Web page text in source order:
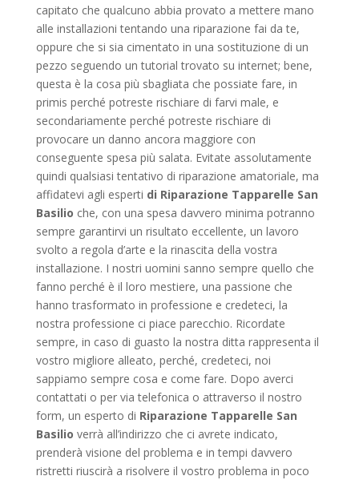
capitato che qualcuno abbia provato a mettere mano
alle installazioni tentando una riparazione fai da te,
oppure che si sia cimentato in una sostituzione di un
pezzo seguendo un tutorial trovato su internet; bene,
questa è la cosa più sbagliata che possiate fare, in
primis perché potreste rischiare di farvi male, e
secondariamente perché potreste rischiare di
provocare un danno ancora maggiore con
conseguente spesa più salata. Evitate assolutamente
quindi qualsiasi tentativo di riparazione amatoriale, ma
affidatevi agli esperti di Riparazione Tapparelle San
Basilio che, con una spesa davvero minima potranno
sempre garantirvi un risultato eccellente, un lavoro
svolto a regola d’arte e la rinascita della vostra
installazione. I nostri uomini sanno sempre quello che
fanno perché è il loro mestiere, una passione che
hanno trasformato in professione e credeteci, la
nostra professione ci piace parecchio. Ricordate
sempre, in caso di guasto la nostra ditta rappresenta il
vostro migliore alleato, perché, credeteci, noi
sappiamo sempre cosa e come fare. Dopo averci
contattati o per via telefonica o attraverso il nostro
form, un esperto di Riparazione Tapparelle San
Basilio verrà all’indirizzo che ci avrete indicato,
prenderà visione del problema e in tempi davvero
ristretti riuscirà a risolvere il vostro problema in poco